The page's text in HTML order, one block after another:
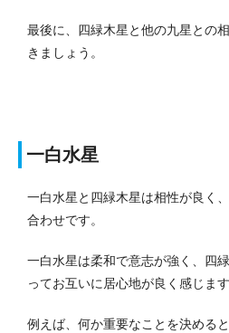
最後に、四緑木星と他の九星との
きましょう。
一白水星
一白水星と四緑木星は相性が良く
合わせです。
一白水星は柔和で意志が強く、四
ってお互いに居心地が良く感じます
例えば、何か重要なことを決める